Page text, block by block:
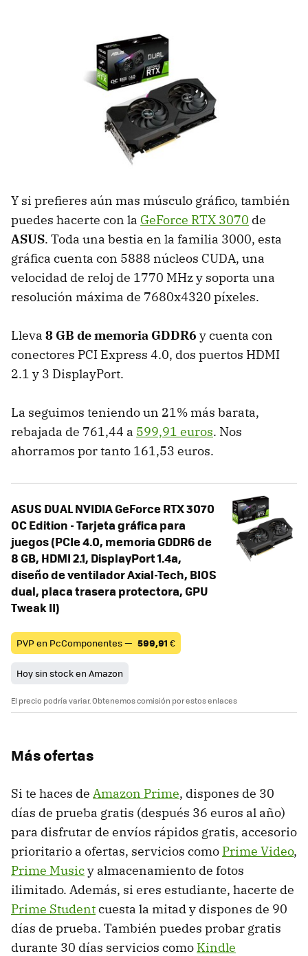
Y si prefieres aún mas músculo gráfico, también
puedes hacerte con la GeForce RTX 3070 de
ASUS. Toda una bestia en la familia 3000, esta
gráfica cuenta con 5888 núcleos CUDA, una
velocidad de reloj de 1770 MHz y soporta una
resolución máxima de 7680x4320 píxeles.
Lleva 8 GB de memoria GDDR6 y cuenta con
conectores PCI Express 4.0, dos puertos HDMI
2.1 y 3 DisplayPort.
La seguimos teniendo un 21% más barata,
rebajada de 761,44 a 599,91 euros. Nos
ahorramos por tanto 161,53 euros.
ASUS DUAL NVIDIA GeForce RTX 3070
OC Edition - Tarjeta gráfica para
juegos (PCIe 4.0, memoria GDDR6 de
8 GB, HDMI 2.1, DisplayPort 1.4a,
diseño de ventilador Axial-Tech, BIOS
dual, placa trasera protectora, GPU
Tweak II)
PVP en PcComponentes — 599,91 €
Hoy sin stock en Amazon
El precio podría variar. Obtenemos comisión por estos enlaces
Más ofertas
Si te haces de Amazon Prime, dispones de 30
días de prueba gratis (después 36 euros al año)
para disfrutar de envíos rápidos gratis, accesorio
prioritario a ofertas, servicios como Prime Video,
Prime Musicy almacenamiento de fotos
ilimitado. Además, si eres estudiante, hacerte de
Prime Studentcuesta la mitad y dispones de 90
días de prueba. También puedes probar gratis
durante 30 días servicios como Kindle